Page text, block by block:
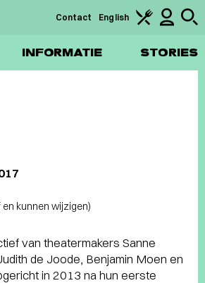
INFORMATIE STORIES
Contact English
kunnen wijzigen)
van theatermakers Sanne
de Joode, Benjamin Moen en
in 2013 na hun eerste